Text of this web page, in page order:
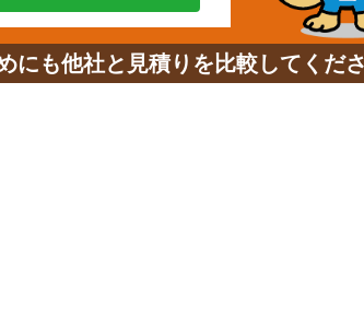
も他社と見積りを比較してくださ